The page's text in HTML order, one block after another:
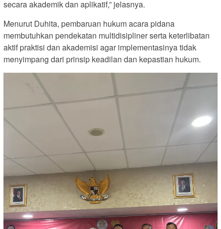
secara akademik dan aplikatif,” jelasnya.
Menurut Duhita, pembaruan hukum acara pidana
membutuhkan pendekatan multidisipliner serta keterlibatan
aktif praktisi dan akademisi agar implementasinya tidak
menyimpang dari prinsip keadilan dan kepastian hukum.